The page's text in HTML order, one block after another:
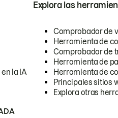
la IA
Explora las
Comprobador de
Herramienta de
Comprobador de
Herramienta de
Herramienta de
Principales sitios
Explora otras